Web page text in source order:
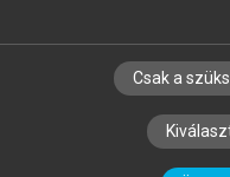
SZERZŐKNEK
SZERKESZTÉSI
Csak a